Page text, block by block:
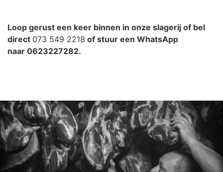
Loop gerust een keer binnen in onze slagerij of bel
direct 073 549 2218 of stuur een WhatsApp
naar 0623227282.